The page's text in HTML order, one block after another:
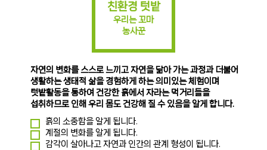
친환경 텃밭
우리는 꼬마
농사꾼
자연의 변화를 스스로 느끼고 자연을 닮아 가는 과정과 더불어
생활하는 생태적 삶을 경험하게 하는 의미있는 체험이며
텃밭활동을 통하여 건강한 흙에서 자라는 먹거리들을
섭취하므로 인해 우리 몸도 건강해 질 수 있음을 알게 합니다.
흙의 소중함을 알게 됩니다.
계절의 변화를 알게 됩니다.
감각이 살아나고 자연과 인간의 관계 형성이 됩니다.